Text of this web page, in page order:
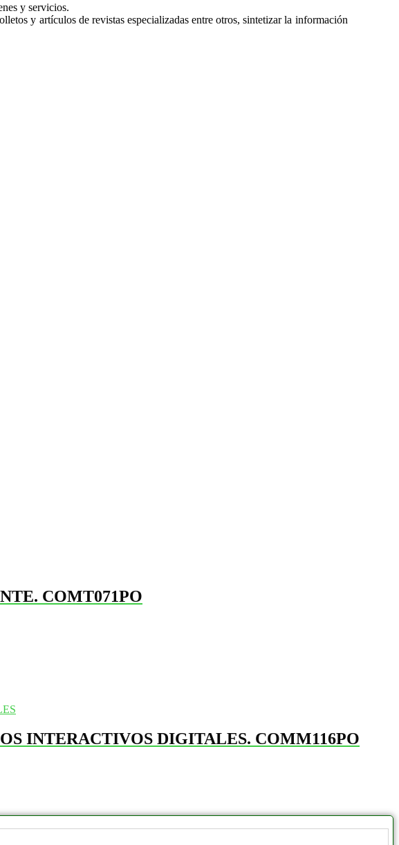
y servicios.
y artículos de revistas especializadas entre otros, sintetizar la información
COMT071PO
INTERACTIVOS DIGITALES. COMM116PO